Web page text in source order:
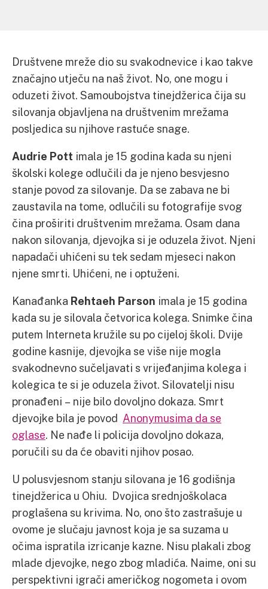
Društvene mreže dio su svakodnevice i kao takve
značajno utječu na naš život. No, one mogu i
oduzeti život. Samoubojstva tinejdžerica čija su
silovanja objavljena na društvenim mrežama
posljedica su njihove rastuće snage.
Audrie Pott imala je 15 godina kada su njeni
školski kolege odlučili da je njeno besvjesno
stanje povod za silovanje. Da se zabava ne bi
zaustavila na tome, odlučili su fotografije svog
čina proširiti društvenim mrežama. Osam dana
nakon silovanja, djevojka si je oduzela život. Njeni
napadači uhićeni su tek sedam mjeseci nakon
njene smrti. Uhićeni, ne i optuženi.
Kanađanka Rehtaeh Parson imala je 15 godina
kada su je silovala četvorica kolega. Snimke čina
putem Interneta kružile su po cijeloj školi. Dvije
godine kasnije, djevojka se više nije mogla
svakodnevno sučeljavati s vrijeđanjima kolega i
kolegica te si je oduzela život. Silovatelji nisu
pronađeni – nije bilo dovoljno dokaza. Smrt
djevojke bila je povod Anonymusima da se
oglase. Ne nađe li policija dovoljno dokaza,
poručili su da će obaviti njihov posao.
U polusvjesnom stanju silovana je 16 godišnja
tinejdžerica u Ohiu. Dvojica srednjoškolaca
proglašena su krivima. No, ono što zastrašuje u
ovome je slučaju javnost koja je sa suzama u
očima ispratila izricanje kazne. Nisu plakali zbog
mlade djevojke, nego zbog mladića. Naime, oni su
perspektivni igrači američkog nogometa i ovom